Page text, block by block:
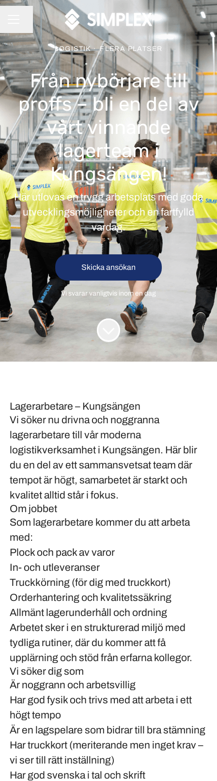
KARRIÄRMENY
Dela sidan
LOGISTIK · FLERA PLATSER
Från nybörjare till
proffs – bli en del av
vårt vinnande
lagerteam i
Kungsängen!
Här utlovas en trygg arbetsplats med goda
utvecklingsmöjligheter och en fartfylld
vardag.
Skicka ansökan
Vi svarar vanligtvis inomen dag
Lagerarbetare – Kungsängen
Vi söker nu drivna och noggranna
lagerarbetare till vår moderna
logistikverksamhet i Kungsängen. Här blir
du en del av ett sammansvetsat team där
tempot är högt, samarbetet är starkt och
kvalitet alltid står i fokus.
Om jobbet
Som lagerarbetare kommer du att arbeta
med:
Plock och pack av varor
In- och utleveranser
Truckkörning (för dig med truckkort)
Orderhantering och kvalitetssäkring
Allmänt lagerunderhåll och ordning
Arbetet sker i en strukturerad miljö med
tydliga rutiner, där du kommer att få
upplärning och stöd från erfarna kollegor.
Vi söker dig som
Är noggrann och arbetsvillig
Har god fysik och trivs med att arbeta i ett
högt tempo
Är en lagspelare som bidrar till bra stämning
Har truckkort (meriterande men inget krav –
vi ser till rätt inställning)
Har god svenska i tal och skrift